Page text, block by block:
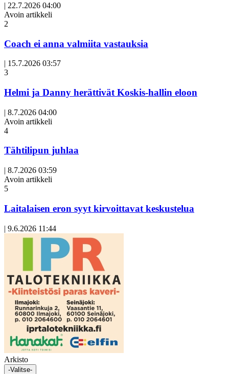
| 22.7.2026 04:00
Avoin artikkeli
2
Coach ei anna valmiita vastauksia
| 15.7.2026 03:57
3
Helmi ja Danny herättivät Koskis-hallin eloon
| 8.7.2026 04:00
Avoin artikkeli
4
Tähtilipun juhlaa
| 8.7.2026 03:59
Avoin artikkeli
5
Laitalaisen eron syyt kirvoittavat keskustelua
| 9.6.2026 11:44
Arkisto
-Valitse-